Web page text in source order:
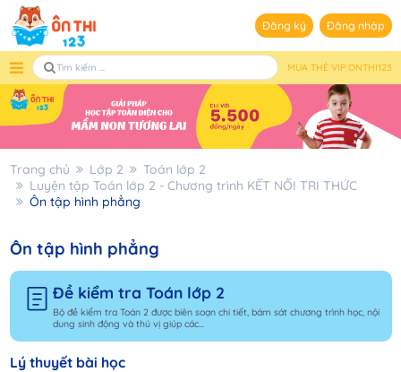
Đăng ký Đăng nhập
MUA THẺ VIP ONTHI123
Trang chủ Lớp 2
Toán lớp 2
Luyện tập Toán lớp 2 - Chương trình KẾT NỐI TRI THỨC
Ôn tập hình phẳng
Ôn tập hình phẳng
Đề kiểm tra Toán lớp 2
Bộ đề kiểm tra Toán 2 được biên soạn chi tiết, bám sát chương trình học, nội
dung sinh động và thú vị giúp các...
Lý thuyết bài học